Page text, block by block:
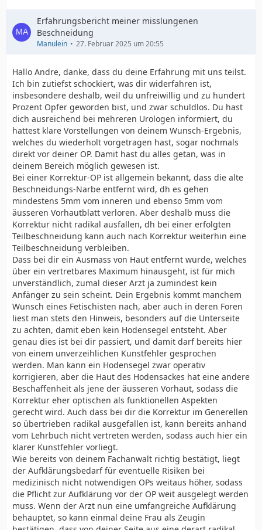
Erfahrungsbericht meiner misslungenen
Beschneidung
Manulein 27. Februar 2025 um 20:55
Hallo Andre, danke, dass du deine Erfahrung mit uns teilst.
Ich bin zutiefst schockiert, was dir widerfahren ist,
insbesondere deshalb, weil du unfreiwillig und zu hundert
Prozent Opfer geworden bist, und zwar schuldlos. Du hast
dich ausreichend bei mehreren Urologen informiert, du
hattest klare Vorstellungen von deinem Wunsch-Ergebnis,
welches du wiederholt vorgetragen hast, sogar nochmals
direkt vor deiner OP. Damit hast du alles getan, was in
deinem Bereich möglich gewesen ist.
Bei einer Korrektur-OP ist allgemein bekannt, dass die alte
Beschneidungs-Narbe entfernt wird, dh es gehen
mindestens 5mm vom inneren und ebenso 5mm vom
äusseren Vorhautblatt verloren. Aber deshalb muss die
Korrektur nicht radikal ausfallen, dh bei einer erfolgten
Teilbeschneidung kann auch nach Korrektur weiterhin eine
Teilbeschneidung verbleiben.
Dass bei dir ein Ausmass von Haut entfernt wurde, welches
über ein vertretbares Maximum hinausgeht, ist für mich
unverständlich, zumal dieser Arzt ja zumindest kein
Anfänger zu sein scheint. Dein Ergebnis kommt manchem
Wunsch eines Fetischisten nach, aber auch in deren Foren
liest man stets den Hinweis, besonders auf die Unterseite
zu achten, damit eben kein Hodensegel entsteht. Aber
genau dies ist bei dir passiert, und damit darf bereits hier
von einem unverzeihlichen Kunstfehler gesprochen
werden. Man kann ein Hodensegel zwar operativ
korrigieren, aber die Haut des Hodensackes hat eine andere
Beschaffenheit als jene der äusseren Vorhaut, sodass die
Korrektur eher optischen als funktionellen Aspekten
gerecht wird. Auch dass bei dir die Korrektur im Generellen
so übertrieben radikal ausgefallen ist, kann bereits anhand
vom Lehrbuch nicht vertreten werden, sodass auch hier ein
klarer Kunstfehler vorliegt.
Wie bereits von deinem Fachanwalt richtig bestätigt, liegt
der Aufklärungsbedarf für eventuelle Risiken bei
medizinisch nicht notwendigen OPs weitaus höher, sodass
die Pflicht zur Aufklärung vor der OP weit ausgelegt werden
muss. Wenn der Arzt nun eine umfangreiche Aufklärung
behauptet, so kann einmal deine Frau als Zeugin